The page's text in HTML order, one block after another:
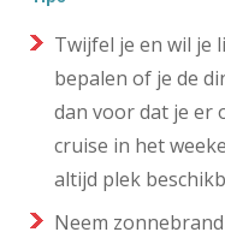
Twijfel je en wil je
bepalen of je de
dan voor dat je er
cruise in het
altijd plek
Neem